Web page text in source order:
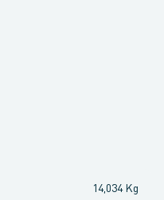
14,034 Kg